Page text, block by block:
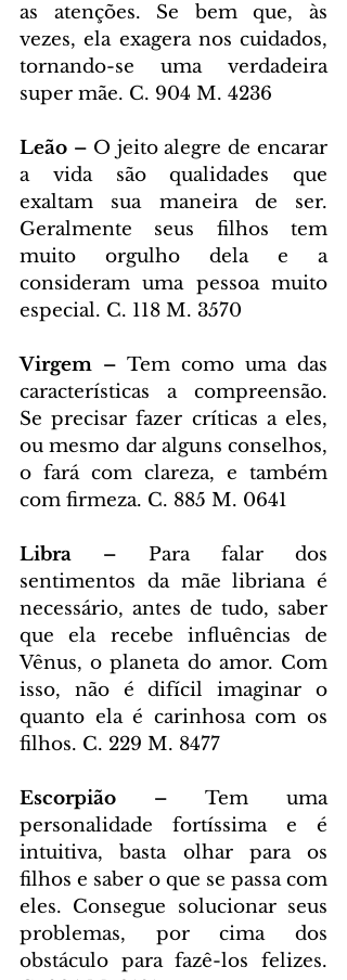
as atenções. Se bem que, às
vezes, ela exagera nos cuidados,
tornando-se uma verdadeira
super mãe. C. 904 M. 4236
Leão – O jeito alegre de encarar
a vida são qualidades que
exaltam sua maneira de ser.
Geralmente seus filhos tem
muito orgulho dela e a
consideram uma pessoa muito
especial. C. 118 M. 3570
Virgem – Tem como uma das
características a compreensão.
Se precisar fazer críticas a eles,
ou mesmo dar alguns conselhos,
o fará com clareza, e também
com firmeza. C. 885 M. 0641
Libra – Para falar dos
sentimentos da mãe libriana é
necessário, antes de tudo, saber
que ela recebe influências de
Vênus, o planeta do amor. Com
isso, não é difícil imaginar o
quanto ela é carinhosa com os
filhos. C. 229 M. 8477
Escorpião – Tem uma
personalidade fortíssima e é
intuitiva, basta olhar para os
filhos e saber o que se passa com
eles. Consegue solucionar seus
problemas, por cima dos
obstáculo para fazê-los felizes.